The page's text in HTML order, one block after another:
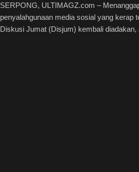
SERPONG, ULTIMAGZ.com –
penyalahgunaan media sosial yang kerap
Diskusi Jumat (Disjum) kembali diadakan,